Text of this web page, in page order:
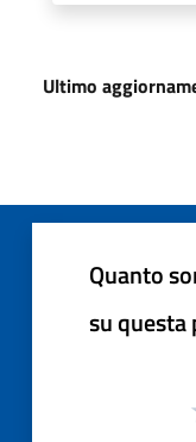
Ultimo
Quanto
su questa